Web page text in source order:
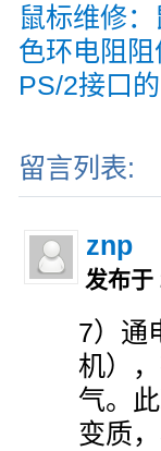
鼠标维修
色环电阻
PS/2接口
留言列表:
znp
发布
7）通
机）
气。
变质